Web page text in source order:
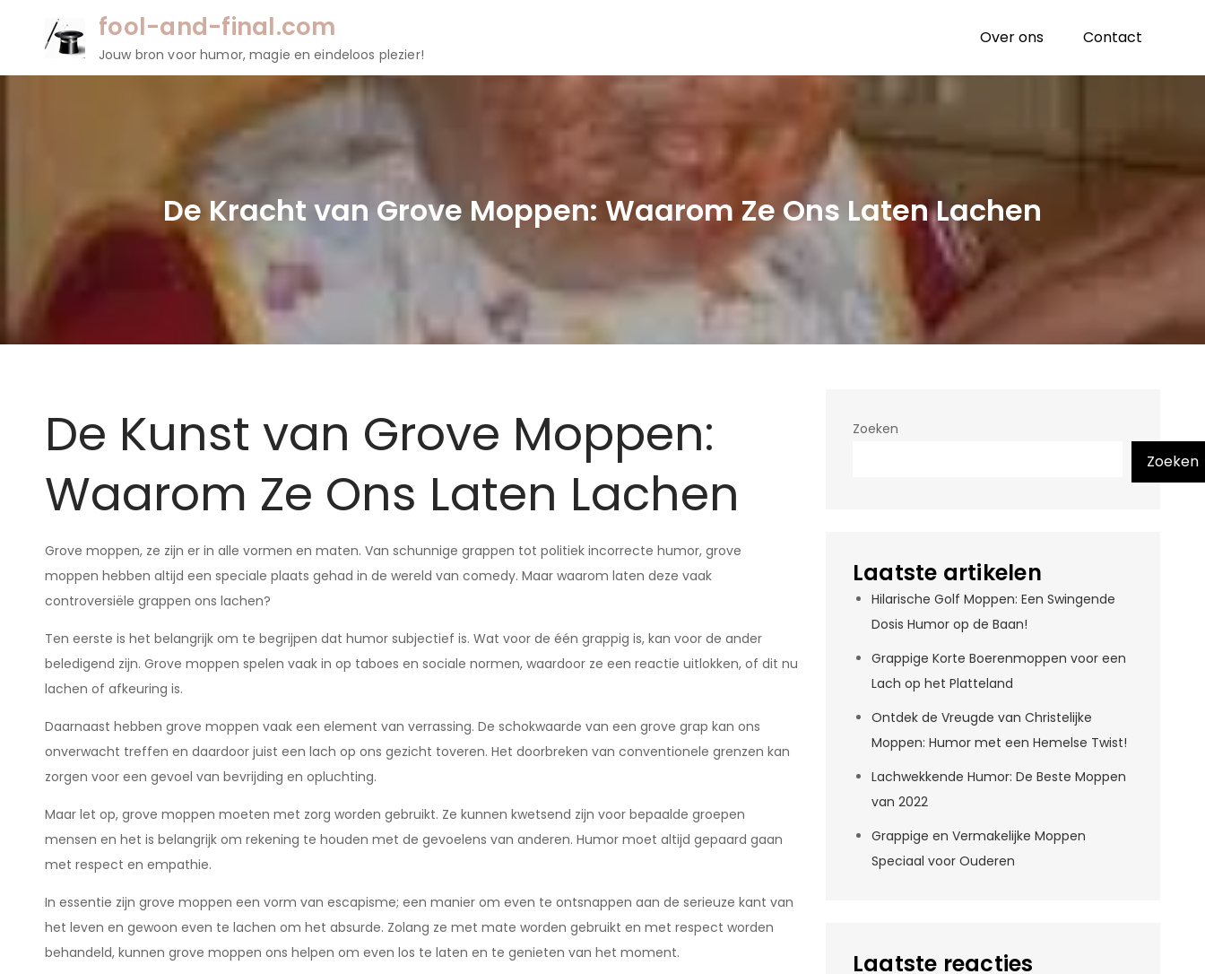
fool-and-final.com
Jouw bron voor humor, magie en eindeloos plezier!
Over ons Contact
De Kracht van Grove Moppen: Waarom Ze Ons Laten Lachen
De Kunst van Grove Moppen:
Waarom Ze Ons Laten Lachen
Grove moppen, ze zijn er in alle vormen en maten. Van schunnige grappen tot politiek incorrecte humor, grove
moppen hebben altijd een speciale plaats gehad in de wereld van comedy. Maar waarom laten deze vaak
controversiële grappen ons lachen?
Ten eerste is het belangrijk om te begrijpen dat humor subjectief is. Wat voor de één grappig is, kan voor de ander
beledigend zijn. Grove moppen spelen vaak in op taboes en sociale normen, waardoor ze een reactie uitlokken, of dit nu
lachen of afkeuring is.
Daarnaast hebben grove moppen vaak een element van verrassing. De schokwaarde van een grove grap kan ons
onverwacht treffen en daardoor juist een lach op ons gezicht toveren. Het doorbreken van conventionele grenzen kan
zorgen voor een gevoel van bevrijding en opluchting.
Maar let op, grove moppen moeten met zorg worden gebruikt. Ze kunnen kwetsend zijn voor bepaalde groepen
mensen en het is belangrijk om rekening te houden met de gevoelens van anderen. Humor moet altijd gepaard gaan
met respect en empathie.
In essentie zijn grove moppen een vorm van escapisme; een manier om even te ontsnappen aan de serieuze kant van
het leven en gewoon even te lachen om het absurde. Zolang ze met mate worden gebruikt en met respect worden
behandeld, kunnen grove moppen ons helpen om even los te laten en te genieten van het moment.
Zoeken
Zoeken
Laatste artikelen
Hilarische Golf Moppen: Een Swingende
Dosis Humor op de Baan!
Grappige Korte Boerenmoppen voor een
Lach op het Platteland
Ontdek de Vreugde van Christelijke
Moppen: Humor met een Hemelse Twist!
Lachwekkende Humor: De Beste Moppen
van 2022
Grappige en Vermakelijke Moppen
Speciaal voor Ouderen
Laatste reacties